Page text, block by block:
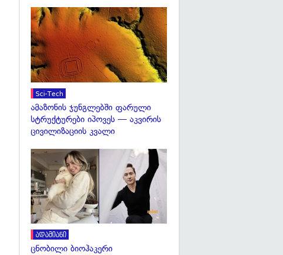
Sci-Tech
ამაზონის ჯუნგლებში ფარული
სტრუქტურები იპოვეს — აკვირის
ცივილიზაციის კვალი
ადამიანი
ცნობილი ბიოჰაკერი